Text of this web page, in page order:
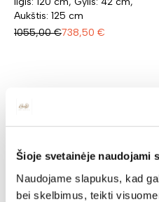
Šioje svetainėje naudojami
Naudojame slapukus, kad
bei skelbimus, teikti
Aukštis: 125 cm
1055,00 €738,50 €
prekės
N